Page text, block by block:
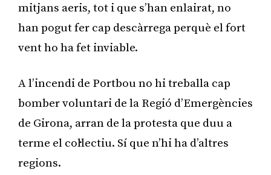
mitjans aeris, tot i que s’han enlairat, no
han pogut fer cap descàrrega perquè el fort
vent ho ha fet inviable.
A l’incendi de Portbou no hi treballa cap
bomber voluntari de la Regió d’Emergències
de Girona, arran de la protesta que duu a
terme el col·lectiu. Sí que n’hi ha d’altres
regions.